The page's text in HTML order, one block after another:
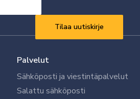
Palvelut
Sähköposti ja viestintäpalvelut
Salattu sähköposti